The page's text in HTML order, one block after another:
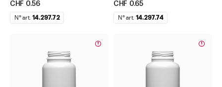
Dispensateur de médicaments
Divers
Divers articles de laboratoire
Etiquettes pour matériel de pharmacie
CHF 0.56
N° art. 14.297.72
CHF 0.65
N° art. 14.297.74